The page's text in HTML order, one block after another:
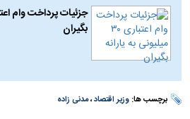
بگیران
برچسب ها:وزیر اقتصاد،مدنی زاده